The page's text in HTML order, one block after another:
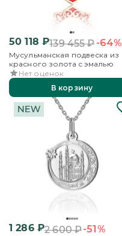
50 118 ₽139 455₽-64%
Мусульманская подвеска из
красного золота с эмалью
Нет оценок
В корзину
1 286₽2 600₽-51%